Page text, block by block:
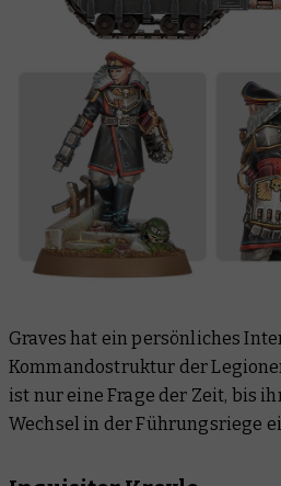
Graves hat ein persönliches
Kommandostruktur der
ist nur eine Frage der Zeit, bis
Wechsel in der Führungsriege